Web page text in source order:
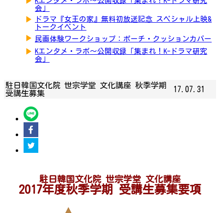
会」
▶
ドラマ『女王の家』無料初放送記念 スペシャル上映&
トークイベント
▶ 民画体験ワークショップ：ポーチ・クッションカバー
▶ Kエンタメ・ラボ～公開収録「集まれ！K-ドラマ研究
会」
駐日韓国文化院 世宗学堂 文化講座 秋季学期
受講生募集
17.07.31
駐日韓国文化院 世宗学堂 文化講座
2017年度秋季学期 受講生募集要項